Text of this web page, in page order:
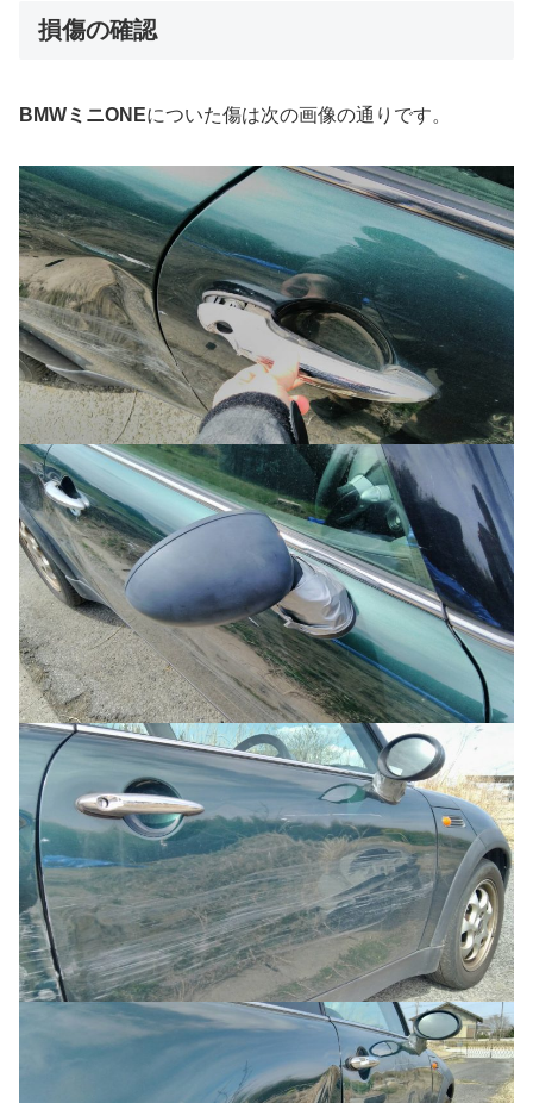
損傷の確認
BMWミニONEについた傷は次の画像の通りです。